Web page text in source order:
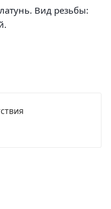
Вид резьбы: